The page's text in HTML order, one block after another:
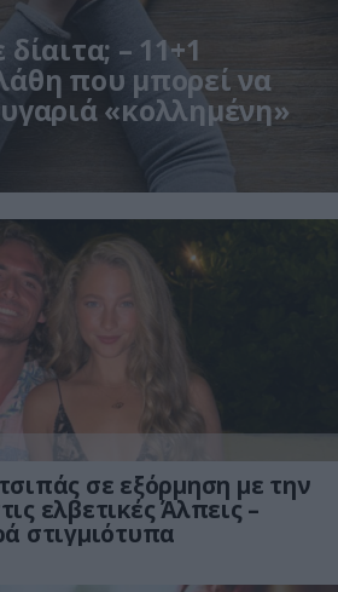
– 11+1
που μπορεί να
«κολλημένη»
σε εξόρμηση με την
ελβετικές Άλπεις –
στιγμιότυπα